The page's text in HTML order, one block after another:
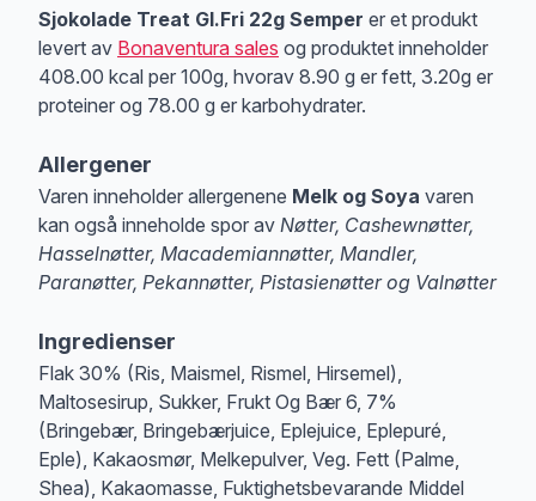
Sjokolade Treat Gl.Fri 22g Semper er et produkt
levert av Bonaventura sales og produktet inneholder
408.00 kcal per 100g, hvorav 8.90 g er fett, 3.20g er
proteiner og 78.00 g er karbohydrater.
Allergener
Varen inneholder allergenene Melk og Soya varen
kan også inneholde spor av Nøtter, Cashewnøtter,
Hasselnøtter, Macademiannøtter, Mandler,
Paranøtter, Pekannøtter, Pistasienøtter og Valnøtter
Ingredienser
Flak 30% (Ris, Maismel, Rismel, Hirsemel),
Maltosesirup, Sukker, Frukt Og Bær 6, 7%
(Bringebær, Bringebærjuice, Eplejuice, Eplepuré,
Eple), Kakaosmør, Melkepulver, Veg. Fett (Palme,
Shea), Kakaomasse, Fuktighetsbevarande Middel